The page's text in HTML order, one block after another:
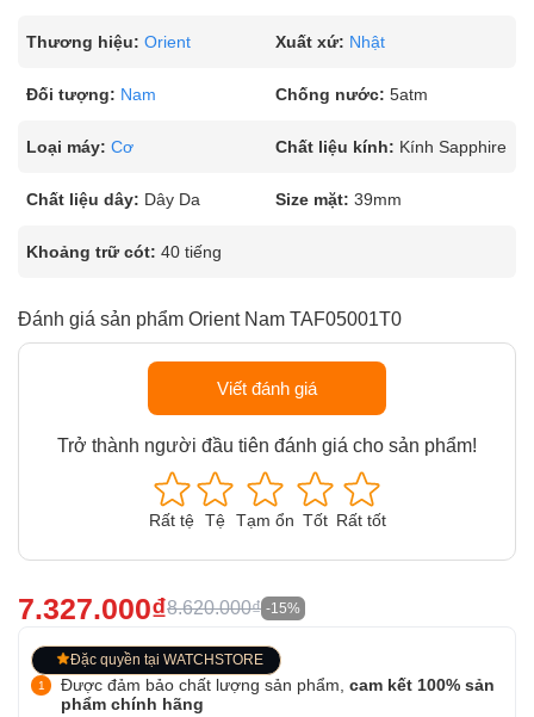
Thương hiệu: Orient Xuất xứ: Nhật
Đối tượng: Nam Chống nước: 5atm
Loại máy: Cơ Chất liệu kính: Kính Sapphire
Chất liệu dây: Dây Da Size mặt: 39mm
Khoảng trữ cót: 40 tiếng
Đánh giá sản phẩm Orient Nam TAF05001T0
Viết đánh giá
Trở thành người đầu tiên đánh giá cho sản phẩm!
Rất tệ Tệ Tạm ổn Tốt Rất tốt
7.327.000₫8.620.000₫ -15%
Đặc quyền tại WATCHSTORE
Được đảm bảo chất lượng sản phẩm, cam kết 100% sản
phẩm chính hãng